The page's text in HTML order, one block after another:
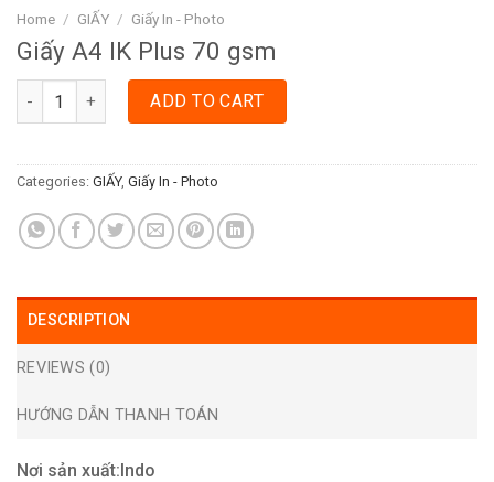
Home / GIẤY / Giấy In - Photo
Giấy A4 IK Plus 70 gsm
Giấy A4 IK Plus 70 gsm quantity
ADD TO CART
Categories: GIẤY, Giấy In - Photo
DESCRIPTION
REVIEWS (0)
HƯỚNG DẪN THANH TOÁN
Nơi sản xuất:Indo